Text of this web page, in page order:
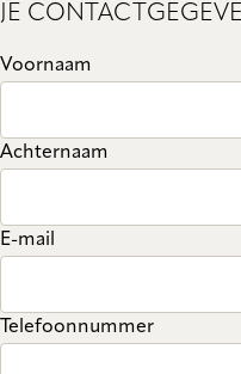
JE
Voornaam
Achternaam
E-mail
Telefoonnummer